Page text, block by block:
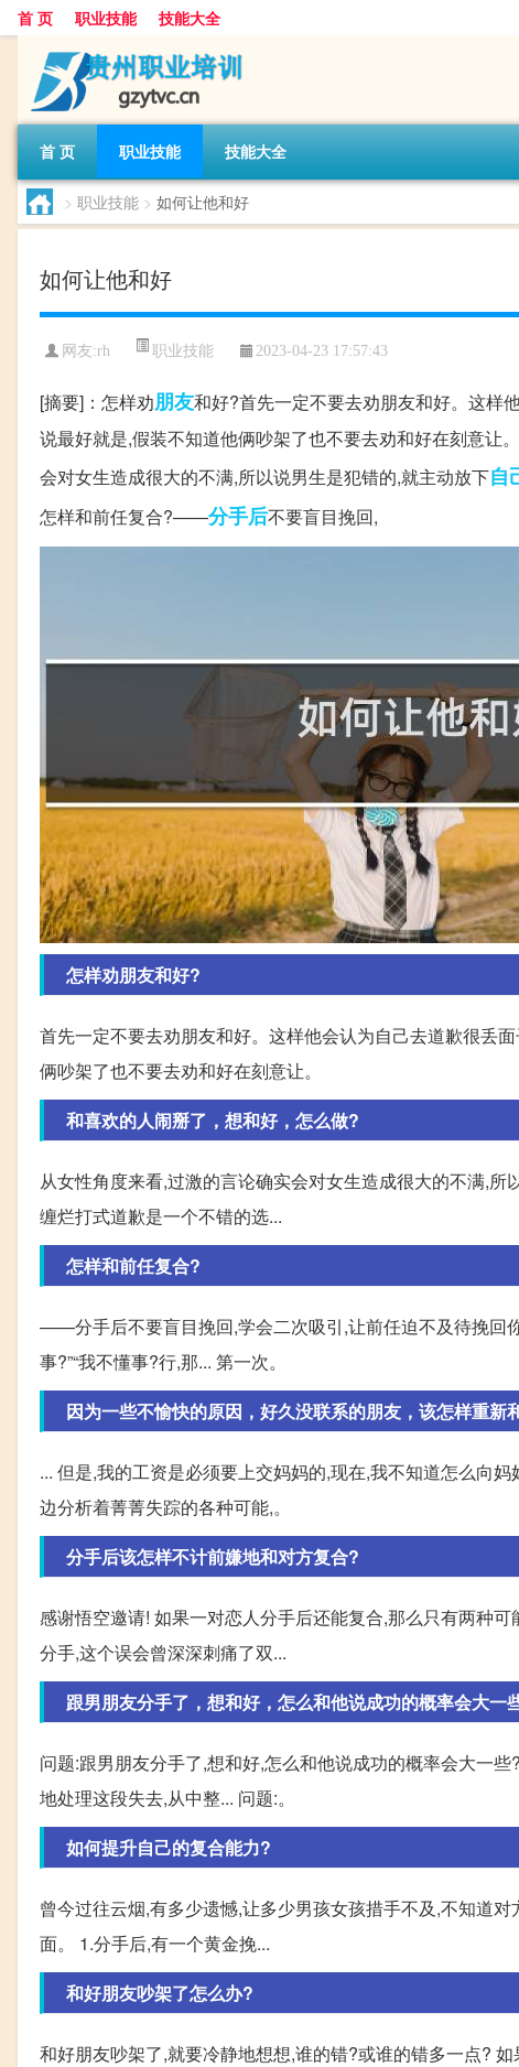
首 页 职业技能 技能大全
首 页 职业技能 技能大全
> 职业技能 > 如何让他和好
如何让他和好
网友:rh 职业技能 2023-04-23 17:57:43
[摘要]：怎样劝朋友和好?首先一定不要去劝朋友和好。这样
说最好就是,假装不知道他俩吵架了也不要去劝和好在刻意让
会对女生造成很大的不满,所以说男生是犯错的,就主动放下自
怎样和前任复合?——分手后不要盲目挽回,
怎样劝朋友和好?
首先一定不要去劝朋友和好。这样他会认为自己去道歉很丢
俩吵架了也不要去劝和好在刻意让。
和喜欢的人闹掰了，想和好，怎么做?
从女性角度来看,过激的言论确实会对女生造成很大的不满,
缠烂打式道歉是一个不错的选...
怎样和前任复合?
——分手后不要盲目挽回,学会二次吸引,让前任迫不及待挽回
事?”“我不懂事?行,那... 第一次。
因为一些不愉快的原因，好久没联系的朋友，该怎样重新
... 但是,我的工资是必须要上交妈妈的,现在,我不知道怎么向
边分析着菁菁失踪的各种可能,。
分手后该怎样不计前嫌地和对方复合?
感谢悟空邀请! 如果一对恋人分手后还能复合,那么只有两种
分手,这个误会曾深深刺痛了双...
跟男朋友分手了，想和好，怎么和他说成功的概率会大一
问题:跟男朋友分手了,想和好,怎么和他说成功的概率会大一
地处理这段失去,从中整... 问题:。
如何提升自己的复合能力?
曾今过往云烟,有多少遗憾,让多少男孩女孩措手不及,不知道
面。 1.分手后,有一个黄金挽...
和好朋友吵架了怎么办?
和好朋友吵架了,就要冷静地想想,谁的错?或谁的错多一点?